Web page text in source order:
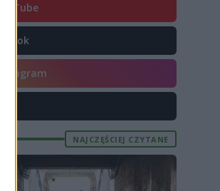
YouTube
TikTok
Instagram
NAJCZĘŚCIEJ CZYTANE